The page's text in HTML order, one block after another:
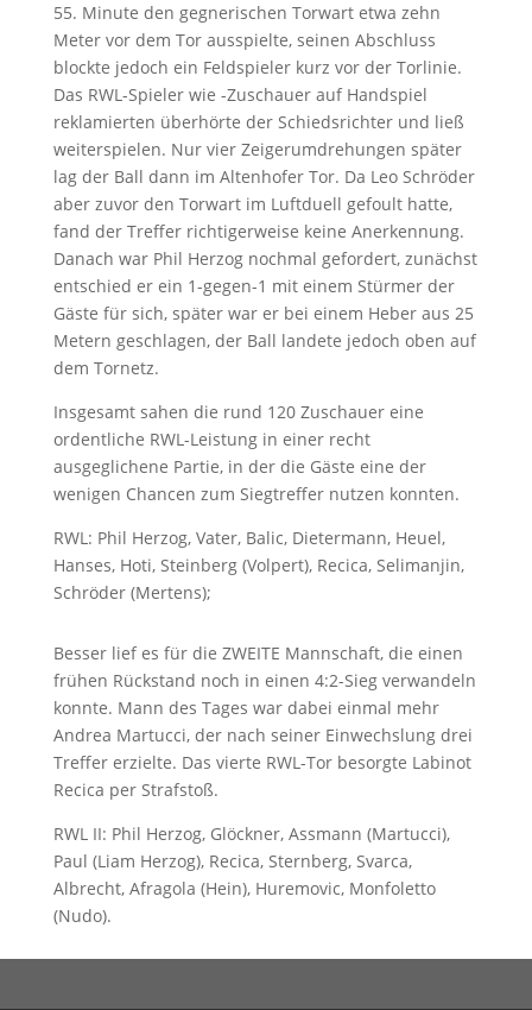
55. Minute den gegnerischen Torwart etwa zehn
Meter vor dem Tor ausspielte, seinen Abschluss
blockte jedoch ein Feldspieler kurz vor der Torlinie.
Das RWL-Spieler wie -Zuschauer auf Handspiel
reklamierten überhörte der Schiedsrichter und ließ
weiterspielen. Nur vier Zeigerumdrehungen später
lag der Ball dann im Altenhofer Tor. Da Leo Schröder
aber zuvor den Torwart im Luftduell gefoult hatte,
fand der Treffer richtigerweise keine Anerkennung.
Danach war Phil Herzog nochmal gefordert, zunächst
entschied er ein 1-gegen-1 mit einem Stürmer der
Gäste für sich, später war er bei einem Heber aus 25
Metern geschlagen, der Ball landete jedoch oben auf
dem Tornetz.
Insgesamt sahen die rund 120 Zuschauer eine
ordentliche RWL-Leistung in einer recht
ausgeglichene Partie, in der die Gäste eine der
wenigen Chancen zum Siegtreffer nutzen konnten.
RWL: Phil Herzog, Vater, Balic, Dietermann, Heuel,
Hanses, Hoti, Steinberg (Volpert), Recica, Selimanjin,
Schröder (Mertens);
Besser lief es für die ZWEITE Mannschaft, die einen
frühen Rückstand noch in einen 4:2-Sieg verwandeln
konnte. Mann des Tages war dabei einmal mehr
Andrea Martucci, der nach seiner Einwechslung drei
Treffer erzielte. Das vierte RWL-Tor besorgte Labinot
Recica per Strafstoß.
RWL II: Phil Herzog, Glöckner, Assmann (Martucci),
Paul (Liam Herzog), Recica, Sternberg, Svarca,
Albrecht, Afragola (Hein), Huremovic, Monfoletto
(Nudo).